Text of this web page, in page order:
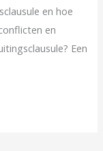
en hoe
en
Een